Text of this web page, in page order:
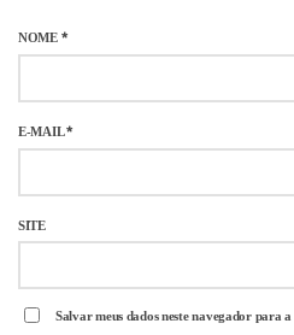
NOME *
E-MAIL*
SITE
Salvar meus dados neste navegador para